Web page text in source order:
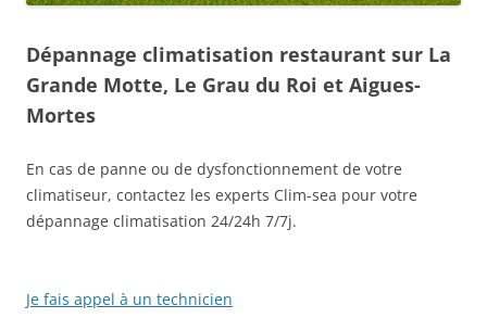
Dépannage climatisation restaurant sur La
Grande Motte, Le Grau du Roi et Aigues-
Mortes
En cas de panne ou de dysfonctionnement de votre
climatiseur, contactez les experts Clim-sea pour votre
dépannage climatisation 24/24h 7/7j.
Je fais appel à un technicien